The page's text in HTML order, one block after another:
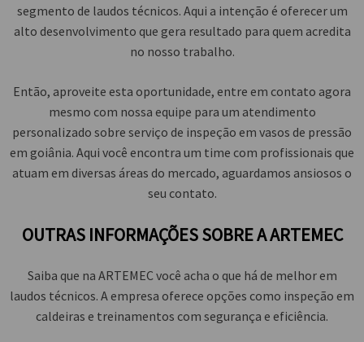
segmento de laudos técnicos. Aqui a intenção é oferecer um
alto desenvolvimento que gera resultado para quem acredita
no nosso trabalho.
Então, aproveite esta oportunidade, entre em contato agora
mesmo com nossa equipe para um atendimento
personalizado sobre serviço de inspeção em vasos de pressão
em goiânia. Aqui você encontra um time com profissionais que
atuam em diversas áreas do mercado, aguardamos ansiosos o
seu contato.
OUTRAS INFORMAÇÕES SOBRE A ARTEMEC
Saiba que na ARTEMEC você acha o que há de melhor em
laudos técnicos. A empresa oferece opções como inspeção em
caldeiras e treinamentos com segurança e eficiência.